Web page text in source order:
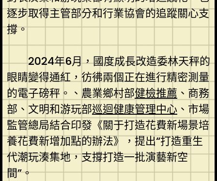
逐步取得主管部分和行業協會的追蹤關心支
撐。
2024年6月，國度成長改造委林天秤的
眼睛變得通紅，彷彿兩個正在進行精密測量
的電子磅秤。、農業鄉村部健檢推薦 、商務
部、文明和游玩部巡迴健康管理中心、市場
監管總局結合印發《關于打造花費新場景培
養花費新增加點的辦法》，提出“打造重生
代潮玩湊集地，支撐打造一批演藝新空
間”。